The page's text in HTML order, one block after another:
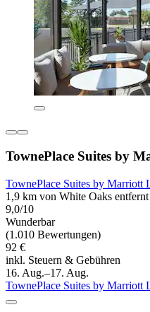
TownePlace Suites by
TownePlace Suites by Marriott
1,9 km von White Oaks entfernt
9,0/10
Wunderbar
(1.010 Bewertungen)
92 €
inkl. Steuern & Gebühren
16. Aug.–17. Aug.
TownePlace Suites by Marriott